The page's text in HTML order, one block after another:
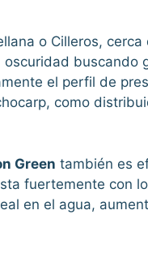
o Cilleros,
el perfil de
como
Green también es
fuertemente con
en el agua,